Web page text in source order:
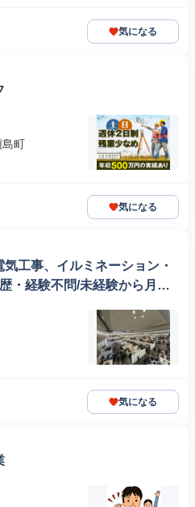
気になる
町
気になる
工事、イルミネーション・
・経験不問/未経験から月給3
気になる